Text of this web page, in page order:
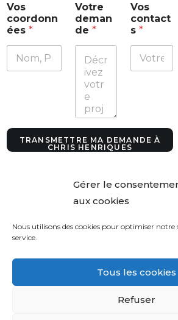
Gérer le
aux cookies
Nous utilisons des cookies pour optimiser
service.
Tous les cookies
Refuser
Vos
coordonn
ées *
Votre
deman
de *
e
Vos
contact
s*
TRANSMETTRE MA DEMANDE À
CHRIS HENRIQUES